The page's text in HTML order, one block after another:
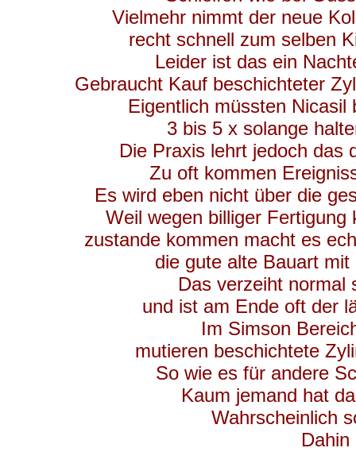
Vielmehr nimmt der neue
recht schnell zum selben
Leider ist das ein
Gebraucht Kauf beschichteter
Eigentlich müssten
3 bis 5 x solange
Die Praxis lehrt jedoch das
Zu oft kommen
Es wird eben nicht über die
Weil wegen billiger
zustande kommen macht es
die gute alte Bauart
Das verzeiht
und ist am Ende oft der
Im Simson
mutieren beschichtete
So wie es für andere
Kaum jemand hat
Wahrscheinlich
Dahin